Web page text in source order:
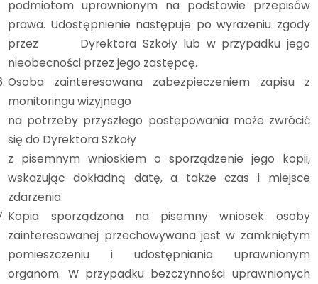
podmiotom uprawnionym na podstawie przepisów
prawa. Udostępnienie następuje po wyrażeniu zgody
przez Dyrektora Szkoły lub w przypadku jego
nieobecności przez jego zastępcę.
Osoba zainteresowana zabezpieczeniem zapisu z
monitoringu wizyjnego
na potrzeby przyszłego postępowania może zwrócić
się do Dyrektora Szkoły
z pisemnym wnioskiem o sporządzenie jego kopii,
wskazując dokładną datę, a także czas i miejsce
zdarzenia.
Kopia sporządzona na pisemny wniosek osoby
zainteresowanej przechowywana jest w zamkniętym
pomieszczeniu i udostępniania uprawnionym
organom. W przypadku bezczynności uprawnionych